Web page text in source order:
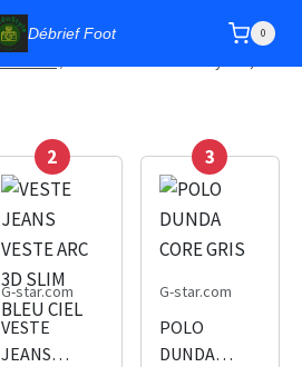
Débrief Foot 0
2
G-star.com
VESTE
JEANS
3
G-star.com
POLO
DUNDA